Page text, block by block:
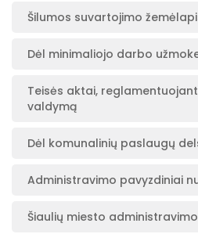
Šilumos suvartojimo
Dėl minimaliojo darbo
Teisės aktai,
valdymą
Dėl komunalinių paslaugų
Administravimo pavyzdiniai
Šiaulių miesto